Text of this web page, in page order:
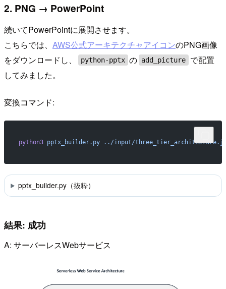
2. PNG → PowerPoint
続いてPowerPointに展開させます。
こちらでは、 AWS公式アーキテクチャアイコンのPNG画像
をダウンロードし、
python-pptx の add_picture
で配置
してみました。
変換コマンド:
python3 pptx_builder.py ../input/
pptx_builder.py（抜粋）
結果: 成功
A: サーバーレスWebサービス